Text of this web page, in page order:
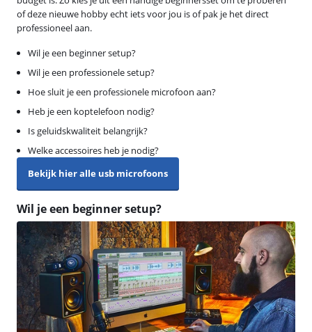
of deze nieuwe hobby echt iets voor jou is of pak je het direct
professioneel aan.
Wil je een beginner setup?
Wil je een professionele setup?
Hoe sluit je een professionele microfoon aan?
Heb je een koptelefoon nodig?
Is geluidskwaliteit belangrijk?
Welke accessoires heb je nodig?
Bekijk hier alle usb microfoons
Wil je een beginner setup?